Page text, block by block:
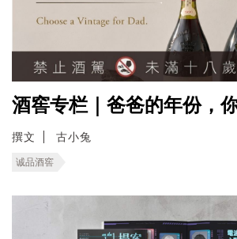
酒窖专栏｜爸爸的年份，
撰文 古小兔
诚品酒窖